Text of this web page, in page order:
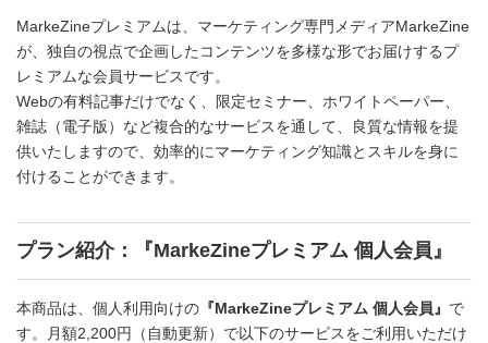
MarkeZineプレミアムは、マーケティング専門メディアMarkeZine
が、独自の視点で企画したコンテンツを多様な形でお届けするプ
レミアムな会員サービスです。
Webの有料記事だけでなく、限定セミナー、ホワイトペーパー、
雑誌（電子版）など複合的なサービスを通して、良質な情報を提
供いたしますので、効率的にマーケティング知識とスキルを身に
付けることができます。
プラン紹介：『MarkeZineプレミアム 個人会員』
本商品は、個人利用向けの 『MarkeZineプレミアム 個人会員』 で
す。月額2,200円（自動更新）で以下のサービスをご利用いただけ